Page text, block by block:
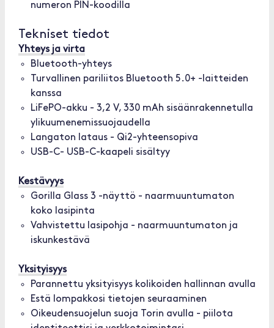
numeron PIN-koodilla
Tekniset tiedot
Yhteys ja virta
Bluetooth-yhteys
Turvallinen pariliitos Bluetooth 5.0+ -laitteiden
kanssa
LiFePO-akku - 3,2 V, 330 mAh sisäänrakennetulla
ylikuumenemissuojaudella
Langaton lataus - Qi2-yhteensopiva
USB-C- USB-C-kaapeli sisältyy
Kestävyys
Gorilla Glass 3 -näyttö - naarmuuntumaton
koko lasipinta
Vahvistettu lasipohja - naarmuuntumaton ja
iskunkestävä
Yksityisyys
Parannettu yksityisyys kolikoiden hallinnan avulla
Estä lompakkosi tietojen seuraaminen
Oikeudensuojelun suoja Torin avulla - piilota